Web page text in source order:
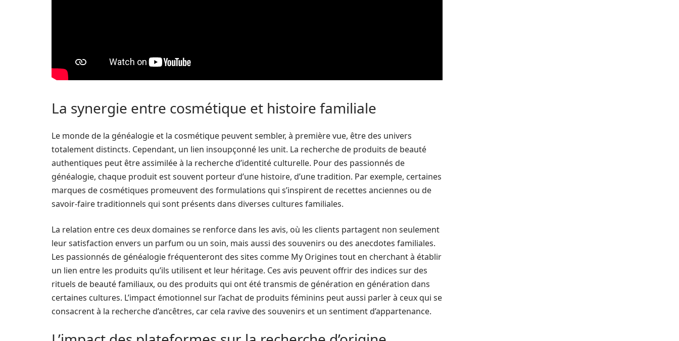
La synergie entre cosmétique et histoire familiale
Le monde de la généalogie et la cosmétique peuvent sembler, à première vue, être des univers
totalement distincts. Cependant, un lien insoupçonné les unit. La recherche de produits de beauté
authentiques peut être assimilée à la recherche d’identité culturelle. Pour des passionnés de
généalogie, chaque produit est souvent porteur d’une histoire, d’une tradition. Par exemple, certaines
marques de cosmétiques promeuvent des formulations qui s’inspirent de recettes anciennes ou de
savoir-faire traditionnels qui sont présents dans diverses cultures familiales.
La relation entre ces deux domaines se renforce dans les avis, où les clients partagent non seulement
leur satisfaction envers un parfum ou un soin, mais aussi des souvenirs ou des anecdotes familiales.
Les passionnés de généalogie fréquenteront des sites comme My Origines tout en cherchant à établir
un lien entre les produits qu’ils utilisent et leur héritage. Ces avis peuvent offrir des indices sur des
rituels de beauté familiaux, ou des produits qui ont été transmis de génération en génération dans
certaines cultures. L’impact émotionnel sur l’achat de produits féminins peut aussi parler à ceux qui se
consacrent à la recherche d’ancêtres, car cela ravive des souvenirs et un sentiment d’appartenance.